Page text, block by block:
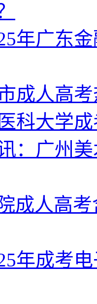
年广东
成人高
科大学
：广州
成人高
年成考